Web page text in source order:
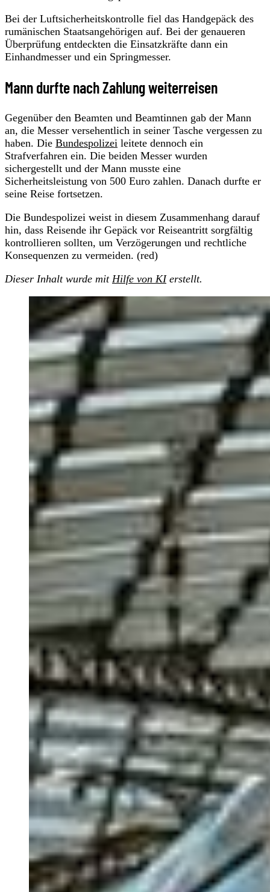
Bei der Luftsicherheitskontrolle fiel das Handgepäck des
rumänischen Staatsangehörigen auf. Bei der genaueren
Überprüfung entdeckten die Einsatzkräfte dann ein
Einhandmesser und ein Springmesser.
Mann durfte nach Zahlung weiterreisen
Gegenüber den Beamten und Beamtinnen gab der Mann
an, die Messer versehentlich in seiner Tasche vergessen zu
haben. Die Bundespolizei leitete dennoch ein
Strafverfahren ein. Die beiden Messer wurden
sichergestellt und der Mann musste eine
Sicherheitsleistung von 500 Euro zahlen. Danach durfte er
seine Reise fortsetzen.
Die Bundespolizei weist in diesem Zusammenhang darauf
hin, dass Reisende ihr Gepäck vor Reiseantritt sorgfältig
kontrollieren sollten, um Verzögerungen und rechtliche
Konsequenzen zu vermeiden. (red)
Dieser Inhalt wurde mit Hilfe von KIerstellt.